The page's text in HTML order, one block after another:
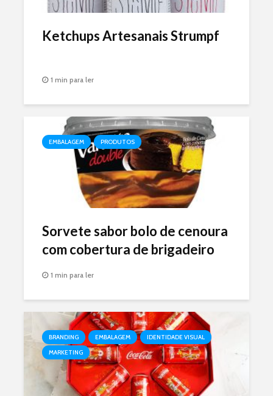
Ketchups Artesanais Strumpf
1 min para ler
EMBALAGEM PRODUTOS
Sorvete sabor bolo de cenoura
com cobertura de brigadeiro
1 min para ler
BRANDING EMBALAGEM
IDENTIDADE VISUAL
MARKETING